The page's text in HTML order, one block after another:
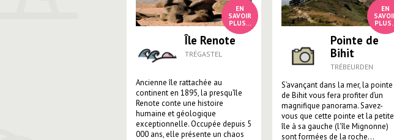
Île Renote
TRÉGASTEL
Ancienne île rattachée au
continent en 1895, la presqu’île
Renote conte une histoire
humaine et géologique
exceptionnelle. Occupée depuis 5
000 ans, elle présente un chaos
Pointe de
Bihit
TRÉBEURDEN
S’avançant dans la mer, la pointe
de Bihit vous fera profiter d’un
magnifique panorama. Savez-
vous que cette pointe et la petite
île à sa gauche (l'île Mignonne)
sont formées de la roche...